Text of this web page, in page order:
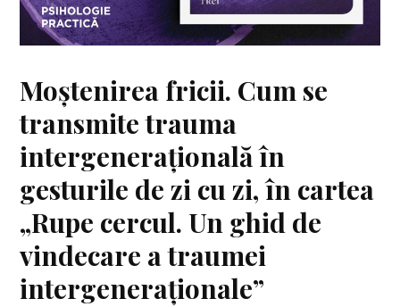
Moștenirea fricii. Cum se
transmite trauma
intergenerațională în
gesturile de zi cu zi, în cartea
„Rupe cercul. Un ghid de
vindecare a traumei
intergeneraționale”